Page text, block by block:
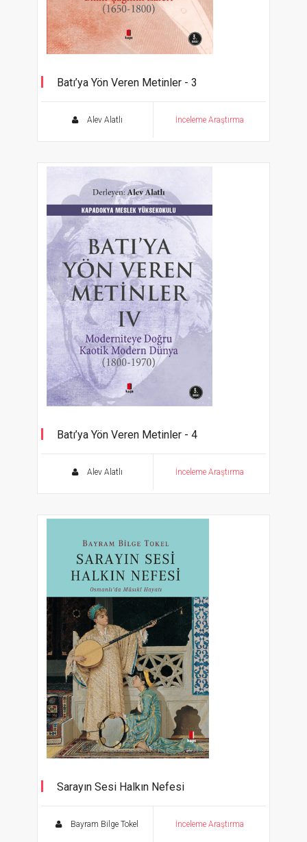
Batı’ya Yön Veren Metinler - 3
Zaferi (1650-1800)
Alev Alatlı İnceleme Araştırma
Batı’ya Yön Veren Metinler - 4
(1800-1970)
Alev Alatlı İnceleme Araştırma
Sarayın Sesi Halkın Nefesi
Bayram Bilge Tokel İnceleme Araştırma